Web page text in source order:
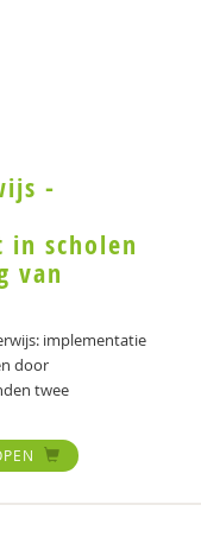
-
scholen
van
implementatie
door
twee